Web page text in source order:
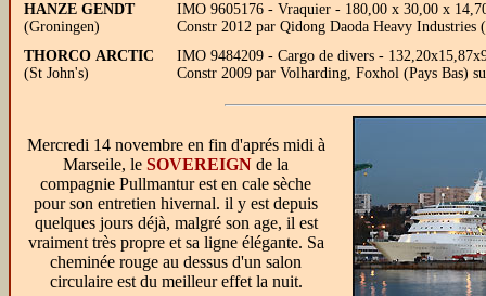
HANZE GENDT
(Groningen)
IMO 9605176 - Vraquier - 180,00 x 30,00 x
Constr 2012 par Qidong Daoda Heavy
THORCO ARCTIC
(St John's)
IMO 9484209 - Cargo de divers -
Constr 2009 par Volharding, Foxhol (Pays Bas)
Mercredi 14 novembre en fin d'aprés midi à
Marseile, le SOVEREIGN de la
compagnie Pullmantur est en cale sèche
pour son entretien hivernal. il y est depuis
quelques jours déjà, malgré son age, il est
vraiment très propre et sa ligne élégante. Sa
cheminée rouge au dessus d'un salon
circulaire est du meilleur effet la nuit.